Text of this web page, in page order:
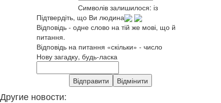
Символів залишилося: із
Підтвердіть, що Ви людина
Відповідь - одне слово на тій же мові, що й
питання.
Відповідь на питання «скільки» - число
Нову загадку, будь-ласка
Другие новости: